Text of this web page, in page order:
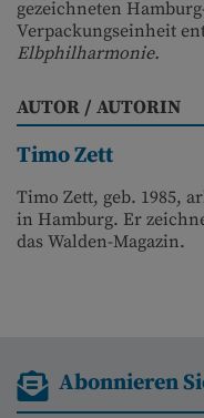
gezeichneten
Verpackungseinheit
Elbphilharmonie.
AUTOR / AUTORIN
Timo Zett
Timo Zett, geb. 1985,
in Hamburg. Er
das Walden-Magazin.
Abonnieren